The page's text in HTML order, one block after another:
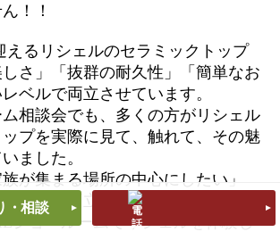
・相談
！！
えるリシェルのセラミックトップ
さ」「抜群の耐久性」「簡単なお
ベルで両立させています。
相談会でも、多くの方がリシェル
プを実際に見て、触れて、その魅
ました。
族が集まる場所の中心にしたい」
やすさを両立させたい」とお考えの
ショールームでリシェルを体験し